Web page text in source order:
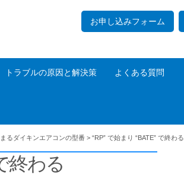
お申し込みフォーム
トラブルの原因と解決策 よくある質問
るダイキンエアコンの型番 > “RP” で始まり “BATE” で終わる
終わる